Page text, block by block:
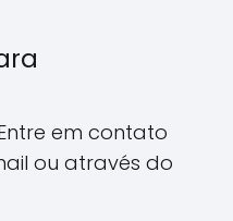
em contato
ou através do